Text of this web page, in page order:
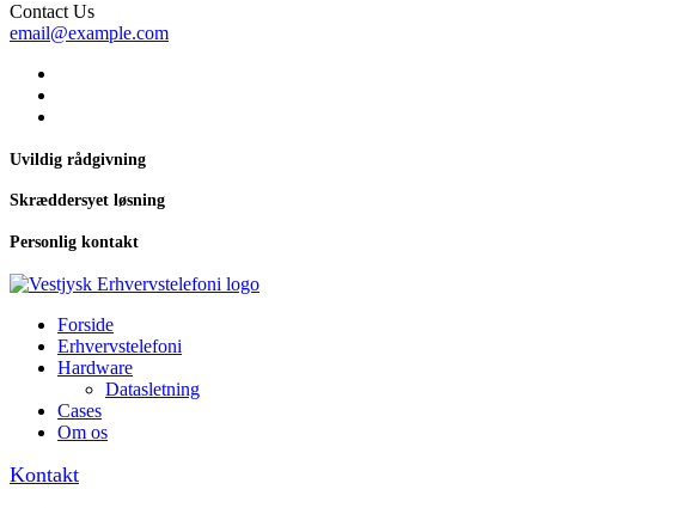
Contact Us
email@example.com
Uvildig rådgivning
Skræddersyet løsning
Personlig kontakt
Forside
Erhvervstelefoni
Hardware
Datasletning
Cases
Om os
Kontakt